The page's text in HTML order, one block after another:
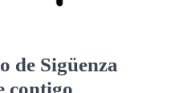
de Sigüenza
contigo